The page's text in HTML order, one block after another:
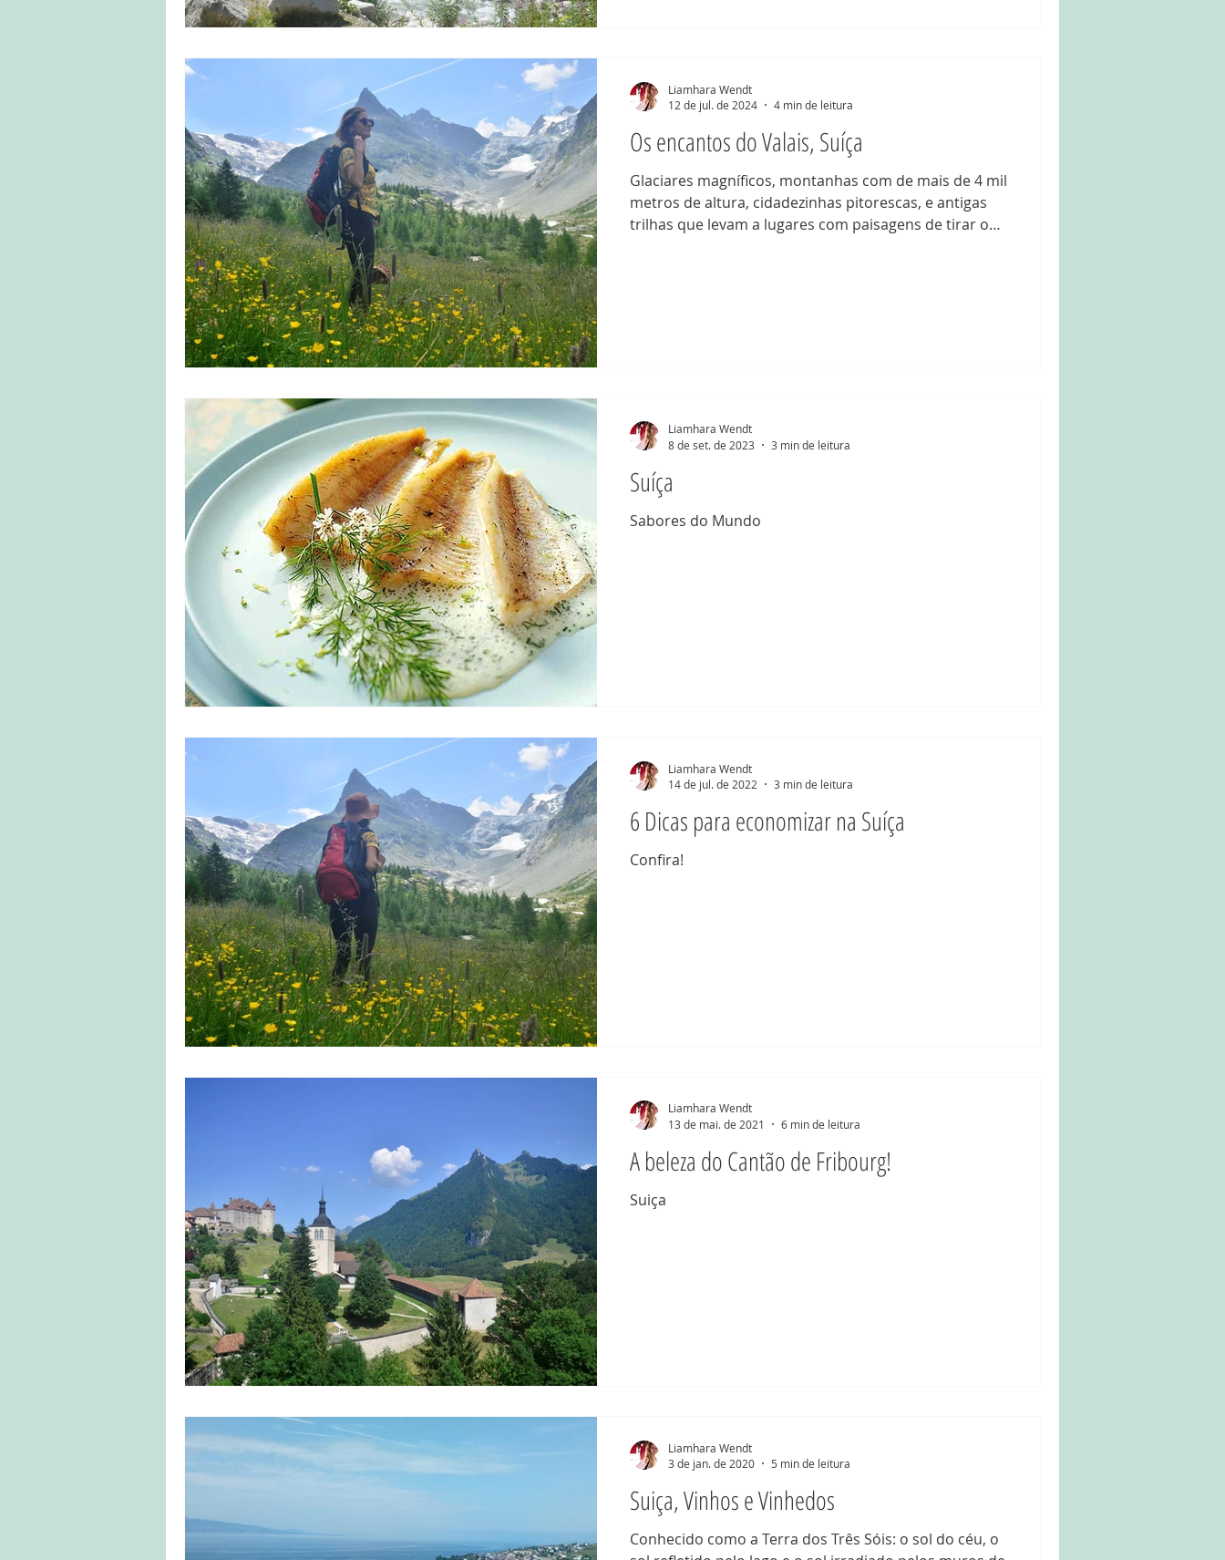
Os encantos do Valais, Suíça
Glaciares magníficos, montanhas com de mais de 4 mil
metros de altura, cidadezinhas pitorescas, e antigas
trilhas que levam a lugares com paisagens de tirar o
Liamhara Wendt
12 de jul. de 2024
4 min de leitura
Suíça
Sabores do Mundo
Liamhara Wendt
8 de set. de 2023
3 min de leitura
6 Dicas para economizar na Suíça
Confira!
Liamhara Wendt
14 de jul. de 2022
3 min de leitura
A beleza do Cantão de Fribourg!
Suiça
Liamhara Wendt
13 de mai. de 2021
6 min de leitura
Suiça, Vinhos e Vinhedos
Conhecido como a Terra dos Três Sóis: o sol do céu, o
Liamhara Wendt
3 de jan. de 2020
5 min de leitura